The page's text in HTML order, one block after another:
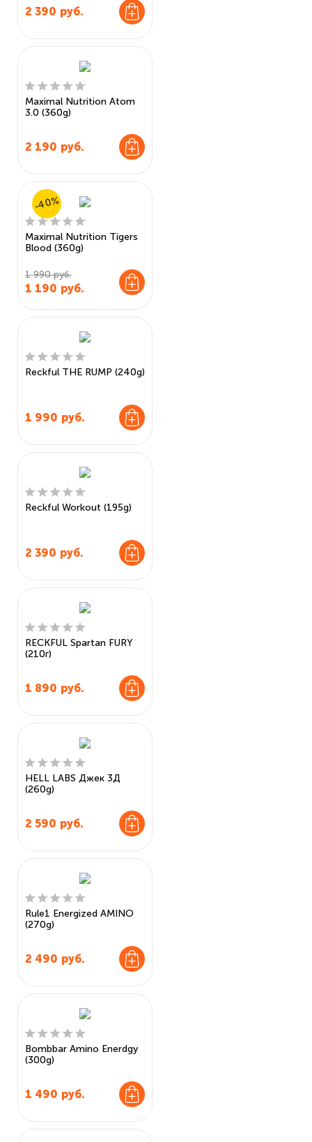
2 390 руб.
Maximal Nutrition Atom
3.0 (360g)
2 190 руб.
Maximal Nutrition Tigers
Blood (360g)
1 990 руб.
1 190 руб.
-40%
Reckful THE RUMP (240g)
1 990 руб.
Reckful Workout (195g)
2 390 руб.
RECKFUL Spartan FURY
(210г)
1 890 руб.
HELL LABS Джек 3Д
(260g)
2 590 руб.
Rule1 Energized AMINO
(270g)
2 490 руб.
Bombbar Amino Enerdgy
(300g)
1 490 руб.